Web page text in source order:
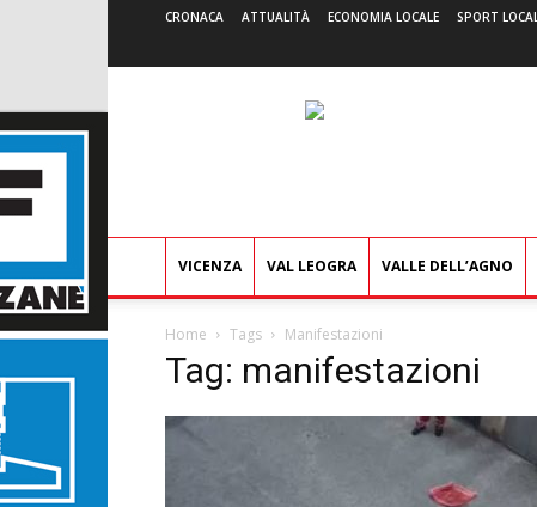
CRONACA ATTUALITÀ ECONOMIA LOCALE SPORT
VICENZA VAL LEOGRA VALLE DELL’AGNO
Home Tags Manifestazioni
Tag: manifestazioni